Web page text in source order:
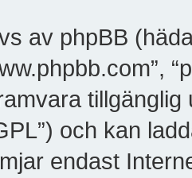
av phpBB
tillgänglig
och kan
endast